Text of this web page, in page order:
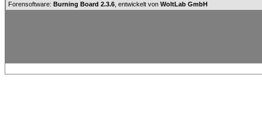
Forensoftware: Burning Board 2.3.6 , entwickelt von WoltLab GmbH